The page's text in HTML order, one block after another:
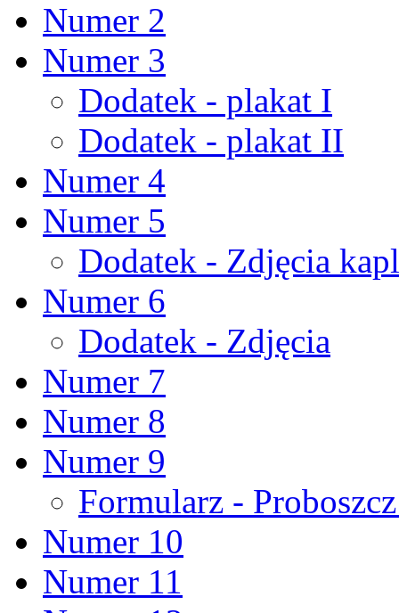
Numer 2
Numer 3
Dodatek - plakat I
Dodatek - plakat II
Numer 4
Numer 5
Dodatek - Zdjęcia
Numer 6
Dodatek - Zdjęcia
Numer 7
Numer 8
Numer 9
Formularz -
Numer 10
Numer 11